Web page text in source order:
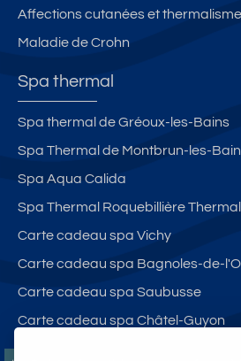
Affections cutanées et thermalisme
Maladie de Crohn
Spa thermal
Spa thermal de Gréoux-les-Bains
Spa Thermal de Montbrun-les-
Spa Aqua Calida
Spa Thermal Roquebillière Thermal
Carte cadeau spa Vichy
Carte cadeau spa Bagnoles-de-
Carte cadeau spa Saubusse
Carte cadeau spa Châtel-Guyon